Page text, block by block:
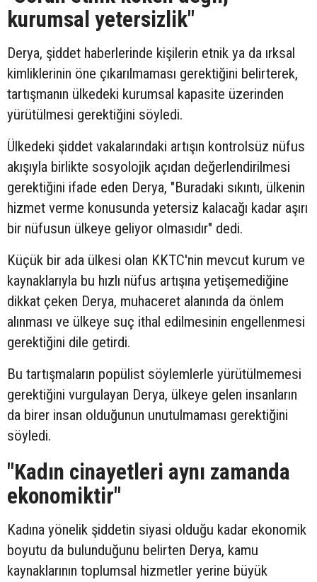
kurumsal yetersizlik"
Derya, şiddet haberlerinde kişilerin etnik ya da ırksal
kimliklerinin öne çıkarılmaması gerektiğini belirterek,
tartışmanın ülkedeki kurumsal kapasite üzerinden
yürütülmesi gerektiğini söyledi.
Ülkedeki şiddet vakalarındaki artışın kontrolsüz nüfus
akışıyla birlikte sosyolojik açıdan değerlendirilmesi
gerektiğini ifade eden Derya, "Buradaki sıkıntı, ülkenin
hizmet verme konusunda yetersiz kalacağı kadar aşırı
bir nüfusun ülkeye geliyor olmasıdır" dedi.
Küçük bir ada ülkesi olan KKTC'nin mevcut kurum ve
kaynaklarıyla bu hızlı nüfus artışına yetişemediğine
dikkat çeken Derya, muhaceret alanında da önlem
alınması ve ülkeye suç ithal edilmesinin engellenmesi
gerektiğini dile getirdi.
Bu tartışmaların popülist söylemlerle yürütülmemesi
gerektiğini vurgulayan Derya, ülkeye gelen insanların
da birer insan olduğunun unutulmaması gerektiğini
söyledi.
"Kadın cinayetleri aynı zamanda
ekonomiktir"
Kadına yönelik şiddetin siyasi olduğu kadar ekonomik
boyutu da bulunduğunu belirten Derya, kamu
kaynaklarının toplumsal hizmetler yerine büyük